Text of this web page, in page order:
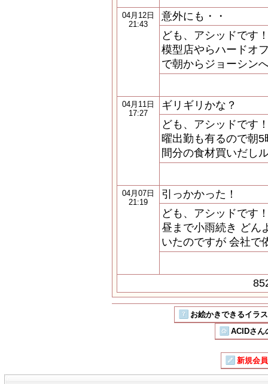
04月12日
21:43
意外にも・・
ども、アシッドです
模型店やらハードオ
で朝からジョーシン
04月11日
17:27
ギリギリかな？
ども、アシッドです
曜出勤も有るので朝
間分の食材買いだし
04月07日
21:19
引っかかった！
ども、アシッドです
昼まで小雨続き どん
いたのですが 会社で
お絵かきできるイラ
ACIDさん
新規会